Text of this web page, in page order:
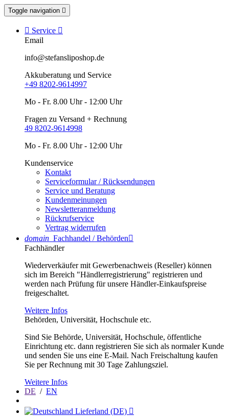
Toggle navigation 
 Service 
Email
info@stefansliposhop.de
Akkuberatung und Service
+49 8202-9614997
Mo - Fr. 8.00 Uhr - 12:00 Uhr
Fragen zu Versand + Rechnung
49 8202-9614998
Mo - Fr. 8.00 Uhr - 12:00 Uhr
Kundenservice
Kontakt
Serviceformular / Rücksendungen
Service und Beratung
Kundenmeinungen
Newsletteranmeldung
Rückrufservice
Vertrag widerrufen
domain Fachhandel / Behörden
Fachhändler
Wiederverkäufer mit Gewerbenachweis (Reseller) können
sich im Bereich "Händlerregistrierung" registrieren und
werden nach Prüfung für unsere Händler-Einkaufspreise
freigeschaltet.
Weitere Infos
Behörden, Universität, Hochschule etc.
Sind Sie Behörde, Universität, Hochschule, öffentliche
Einrichtung etc. dann registrieren Sie sich als normaler Kunde
und senden Sie uns eine E-Mail. Nach Freischaltung kaufen
Sie per Rechnung mit 30 Tage Zahlungsziel.
Weitere Infos
DE / EN
Lieferland (DE) 